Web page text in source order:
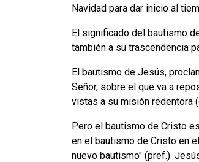
Navidad para dar inicio al
El significado del bautismo
también a su trascendencia
El bautismo de Jesús,
Señor, sobre el que va a
vistas a su misión redentora
Pero el bautismo de Cristo
en el bautismo de Cristo en
nuevo bautismo" (pref.).